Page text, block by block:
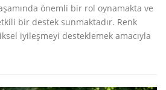
önemli bir rol oynamakta ve
bir destek sunmaktadır. Renk
iyileşmeyi desteklemek amacıyla